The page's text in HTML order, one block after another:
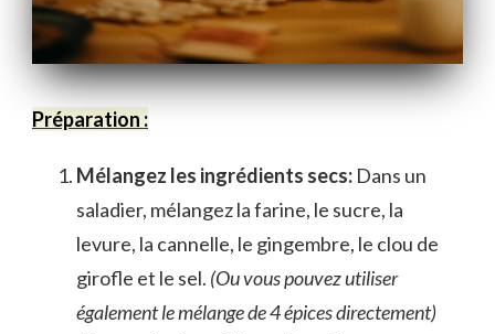
Préparation :
Mélangez les ingrédients secs: Dans un
saladier, mélangez la farine, le sucre, la
levure, la cannelle, le gingembre, le clou de
girofle et le sel. (Ou vous pouvez utiliser
également le mélange de 4 épices directement)